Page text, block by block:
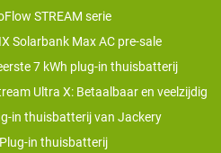
STREAM serie
Solarbank Max AC pre-sale
7 kWh plug-in thuisbatterij
Ultra X: Betaalbaar en veelzijdig
in thuisbatterij van Jackery
in thuisbatterij